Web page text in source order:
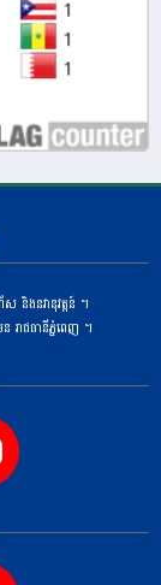
និងនវានុវត្តន៍ ។
រាជធានីភ្នំពេញ ។